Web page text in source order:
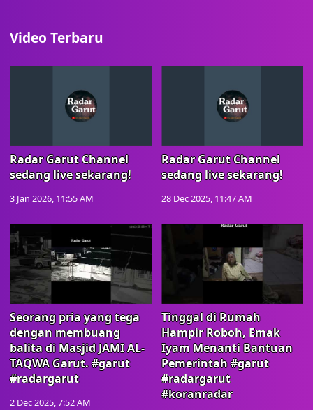
Video Terbaru
Radar Garut Channel
sedang live sekarang!
3 Jan 2026, 11:55 AM
Radar Garut Channel
sedang live sekarang!
28 Dec 2025, 11:47 AM
Seorang pria yang tega
dengan membuang
balita di Masjid JAMI AL-
TAQWA Garut. #garut
#radargarut
2 Dec 2025, 7:52 AM
Tinggal di Rumah
Hampir Roboh, Emak
Iyam Menanti Bantuan
Pemerintah #garut
#radargarut
#koranradar